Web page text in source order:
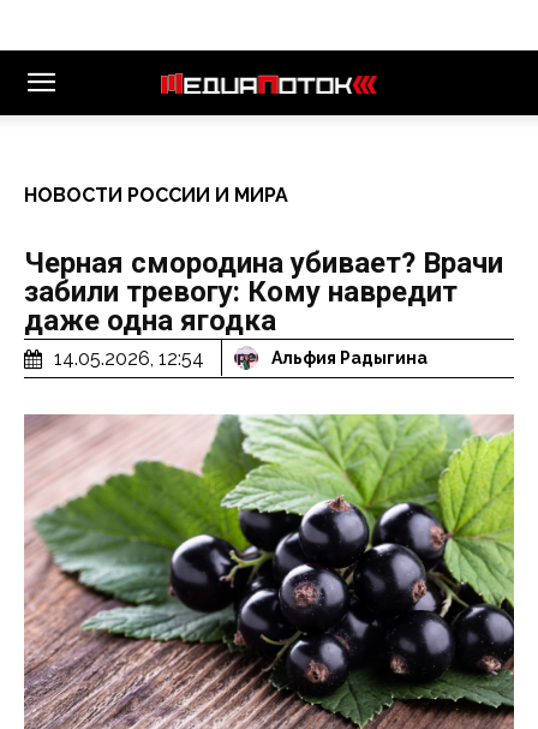
НОВОСТИ РОССИИ И МИРА
Черная смородина убивает? Врачи
забили тревогу: Кому навредит
даже одна ягодка
14.05.2026, 12:54 Альфия Радыгина